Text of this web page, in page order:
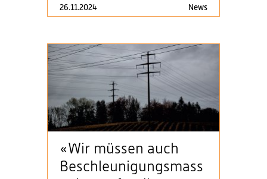
26.11.2024 News
«Wir müssen auch
Beschleunigungsmass